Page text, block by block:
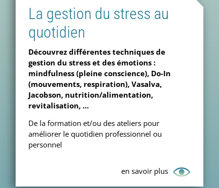
La gestion du stress au
quotidien
Découvrez différentes techniques de
gestion du stress et des émotions :
mindfulness (pleine conscience), Do-In
(mouvements, respiration), Vasalva,
Jacobson, nutrition/alimentation,
revitalisation, …
De la formation et/ou des ateliers pour
améliorer le quotidien professionnel ou
personnel
en savoir plus